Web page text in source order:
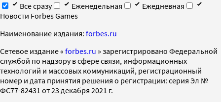
Все сразу
Еженедельная
Ежедневная
Новости Forbes Games
Наименование издания: forbes.ru
Cетевое издание « forbes.ru » зарегистрировано Федеральной
службой по надзору в сфере связи, информационных
технологий и массовых коммуникаций, регистрационный
номер и дата принятия решения о регистрации: серия Эл №
ФС77-82431 от 23 декабря 2021 г.